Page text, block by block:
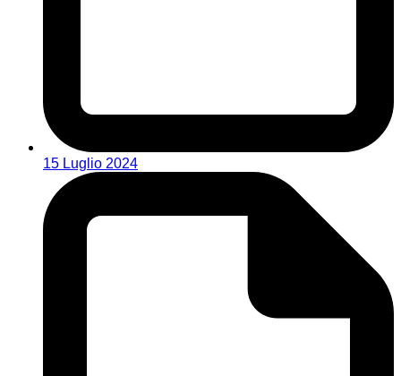
15 Luglio 2024